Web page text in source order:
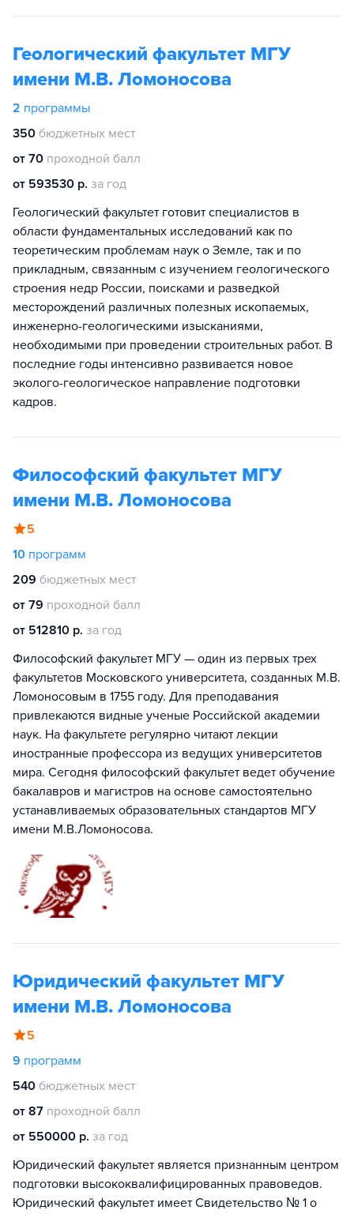
Геологический факультет МГУ
имени М.В. Ломоносова
2 программы
350 бюджетных мест
от 70 проходной балл
от 593530 р. за год
Геологический факультет готовит специалистов в
области фундаментальных исследований как по
теоретическим проблемам наук о Земле, так и по
прикладным, связанным с изучением геологического
строения недр России, поисками и разведкой
месторождений различных полезных ископаемых,
инженерно-геологическими изысканиями,
необходимыми при проведении строительных работ. В
последние годы интенсивно развивается новое
эколого-геологическое направление подготовки
кадров.
Философский факультет МГУ
имени М.В. Ломоносова
5
10 программ
209 бюджетных мест
от 79 проходной балл
от 512810 р. за год
Философский факультет МГУ — один из первых трех
факультетов Московского университета, созданных М.В.
Ломоносовым в 1755 году. Для преподавания
привлекаются видные ученые Российской академии
наук. На факультете регулярно читают лекции
иностранные профессора из ведущих университетов
мира. Сегодня философский факультет ведет обучение
бакалавров и магистров на основе самостоятельно
устанавливаемых образовательных стандартов МГУ
имени М.В.Ломоносова.
Юридический факультет МГУ
имени М.В. Ломоносова
5
9 программ
540 бюджетных мест
от 87 проходной балл
от 550000 р. за год
Юридический факультет является признанным центром
подготовки высококвалифицированных правоведов.
Юридический факультет имеет Свидетельство № 1 о